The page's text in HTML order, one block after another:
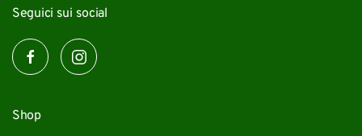
Seguici sui social
Shop